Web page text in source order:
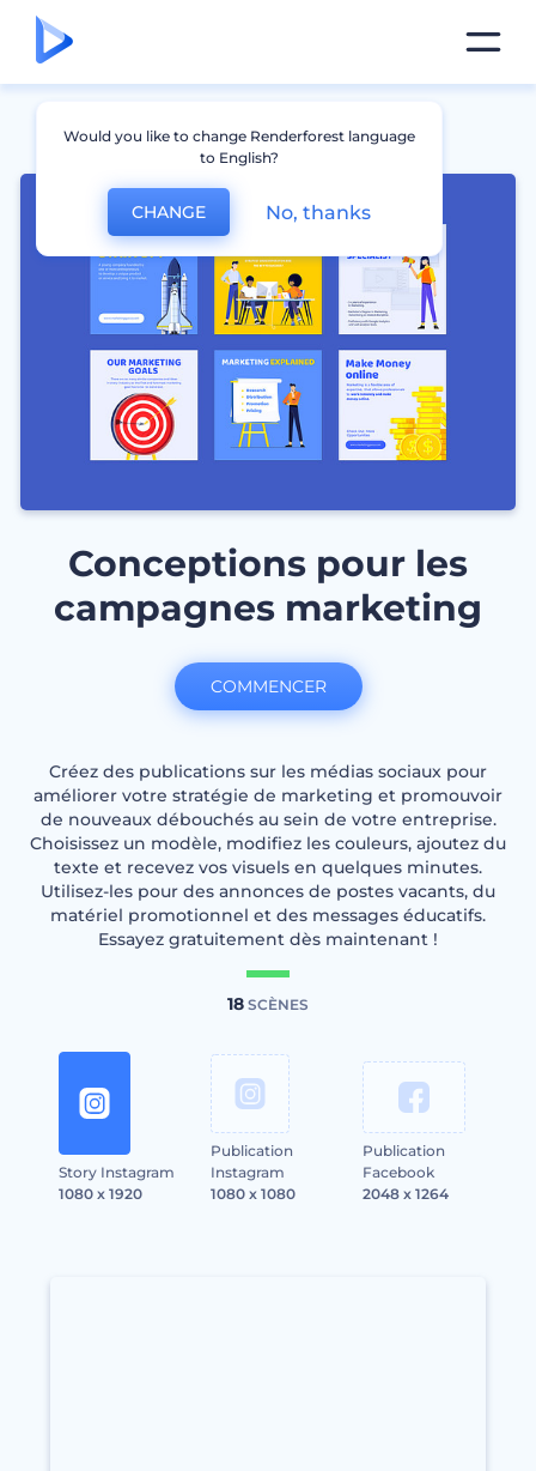
Conceptions pour les
campagnes marketing
Créez des publications sur les médias sociaux pour
améliorer votre stratégie de marketing et promouvoir
de nouveaux débouchés au sein de votre entreprise.
Choisissez un modèle, modifiez les couleurs, ajoutez du
texte et recevez vos visuels en quelques minutes.
Utilisez-les pour des annonces de postes vacants, du
matériel promotionnel et des messages éducatifs.
Essayez gratuitement dès maintenant !
18 SCÈNES
Story Instagram
1080 x 1920
Publication
Instagram
1080 x 1080
Publication
Facebook
2048 x 1264
COMMENCER
Would you like to change Renderforest language
to English?
CHANGE No, thanks